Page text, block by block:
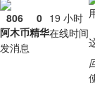
806
阿木币
0
精华
19 小时
在线时间
发消息